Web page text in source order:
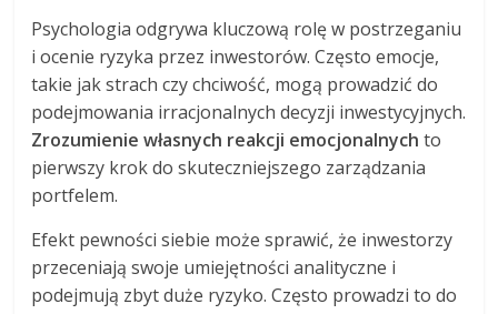
Psychologia odgrywa kluczową rolę w postrzeganiu
i ocenie ryzyka przez inwestorów. Często emocje,
takie jak strach czy chciwość, mogą prowadzić do
podejmowania irracjonalnych decyzji inwestycyjnych.
Zrozumienie własnych reakcji emocjonalnych to
pierwszy krok do skuteczniejszego zarządzania
portfelem.
Efekt pewności siebie może sprawić, że inwestorzy
przeceniają swoje umiejętności analityczne i
podejmują zbyt duże ryzyko. Często prowadzi to do